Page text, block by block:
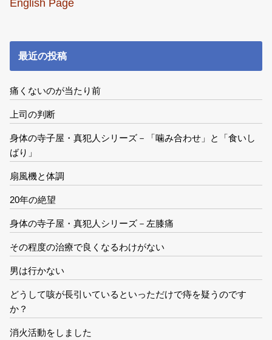
English Page
最近の投稿
痛くないのが当たり前
上司の判断
身体の寺子屋・真犯人シリーズ－「噛み合わせ」と「食いし
ばり」
扇風機と体調
20年の絶望
身体の寺子屋・真犯人シリーズ－左膝痛
その程度の治療で良くなるわけがない
男は行かない
どうして咳が長引いているといっただけで痔を疑うのです
か？
消火活動をしました